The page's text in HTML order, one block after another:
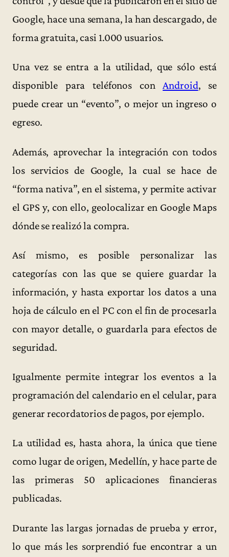
Google, hace una semana, la han descargado, de
forma gratuita, casi 1.000 usuarios.
Una vez se entra a la utilidad, que sólo está
disponible para teléfonos conAndroid, se
puede crear un “evento”, o mejor un ingreso o
egreso.
Además, aprovechar la integración con todos
los servicios de Google, la cual se hace de
“forma nativa”, en el sistema, y permite activar
el GPS y, con ello, geolocalizar en Google Maps
dónde se realizó la compra.
Así mismo, es posible personalizar las
categorías con las que se quiere guardar la
información, y hasta exportar los datos a una
hoja de cálculo en el PC con el fin de procesarla
con mayor detalle, o guardarla para efectos de
seguridad.
Igualmente permite integrar los eventos a la
programación del calendario en el celular, para
generar recordatorios de pagos, por ejemplo.
La utilidad es, hasta ahora, la única que tiene
como lugar de origen, Medellín, y hace parte de
las primeras 50 aplicaciones financieras
publicadas.
Durante las largas jornadas de prueba y error,
lo que más les sorprendió fue encontrar a un